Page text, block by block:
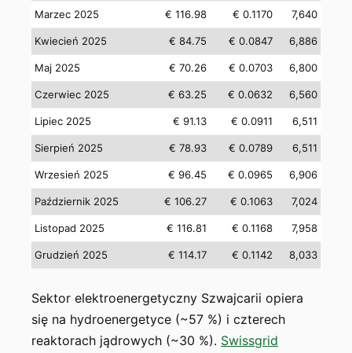
Marzec 2025 € 116.98 € 0.1170 7,640
Kwiecień 2025 € 84.75 € 0.0847 6,886
Maj 2025 € 70.26 € 0.0703 6,800
Czerwiec 2025 € 63.25 € 0.0632 6,560
Lipiec 2025 € 91.13 € 0.0911 6,511
Sierpień 2025 € 78.93 € 0.0789 6,511
Wrzesień 2025 € 96.45 € 0.0965 6,906
Październik 2025 € 106.27 € 0.1063 7,024
Listopad 2025 € 116.81 € 0.1168 7,958
Grudzień 2025 € 114.17 € 0.1142 8,033
Sektor elektroenergetyczny Szwajcarii opiera
się na hydroenergetyce (~57 %) i czterech
reaktorach jądrowych (~30 %). Swissgrid